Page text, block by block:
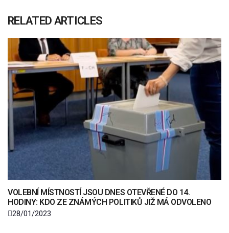
RELATED ARTICLES
VOLEBNÍ MÍSTNOSTÍ JSOU DNES OTEVŘENÉ DO 14.
HODINY: KDO ZE ZNÁMÝCH POLITIKŮ JIŽ MÁ ODVOLENO
28/01/2023